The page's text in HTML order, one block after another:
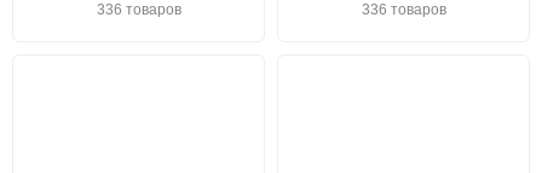
336 товаров 336 товаров